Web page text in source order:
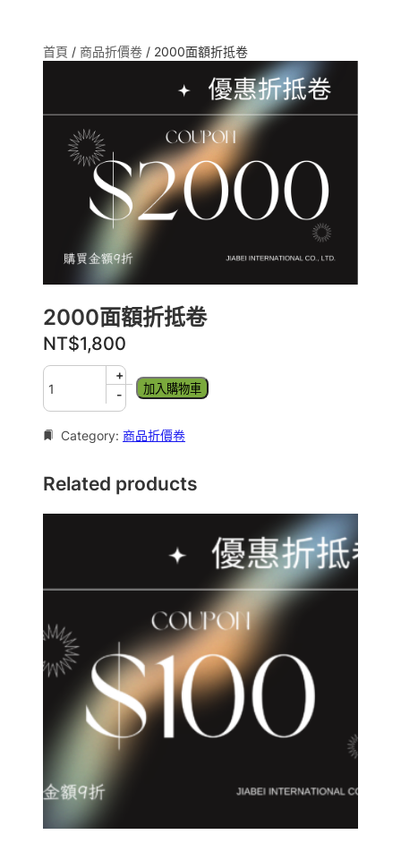
首頁 / 商品折價卷 / 2000面額折抵卷
2000面額折抵卷
NT$1,800
2
0
0
0
折
+
-
加入購物車
Category: 商品折價卷
Related products